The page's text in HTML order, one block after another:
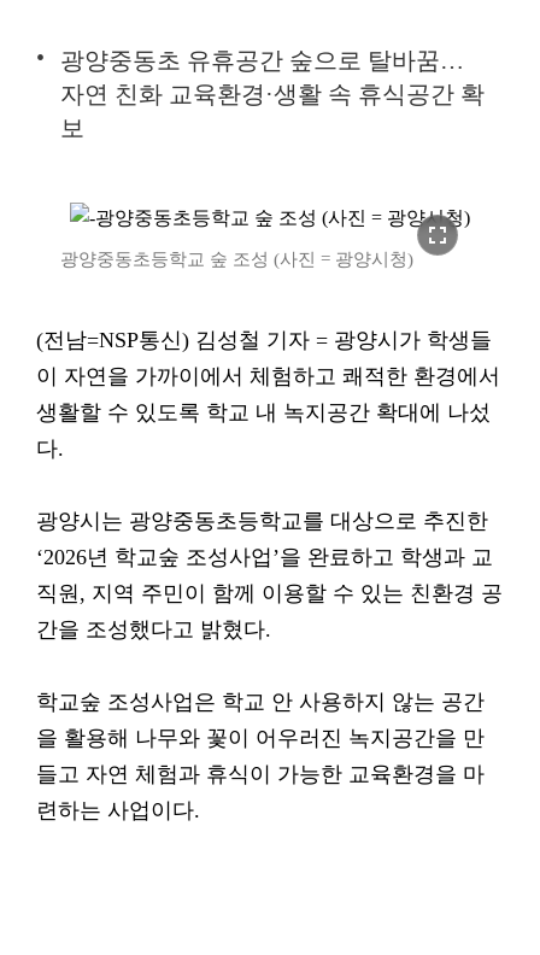
광양중동초 유휴공간 숲으로 탈바꿈…
자연 친화 교육환경·생활 속 휴식공간 확
보
fullscreen
광양중동초등학교 숲 조성 (사진 = 광양시청)
(전남=NSP통신) 김성철 기자 = 광양시가 학생들
이 자연을 가까이에서 체험하고 쾌적한 환경에서
생활할 수 있도록 학교 내 녹지공간 확대에 나섰
다.
광양시는 광양중동초등학교를 대상으로 추진한
‘2026년 학교숲 조성사업’을 완료하고 학생과 교
직원, 지역 주민이 함께 이용할 수 있는 친환경 공
간을 조성했다고 밝혔다.
학교숲 조성사업은 학교 안 사용하지 않는 공간
을 활용해 나무와 꽃이 어우러진 녹지공간을 만
들고 자연 체험과 휴식이 가능한 교육환경을 마
련하는 사업이다.